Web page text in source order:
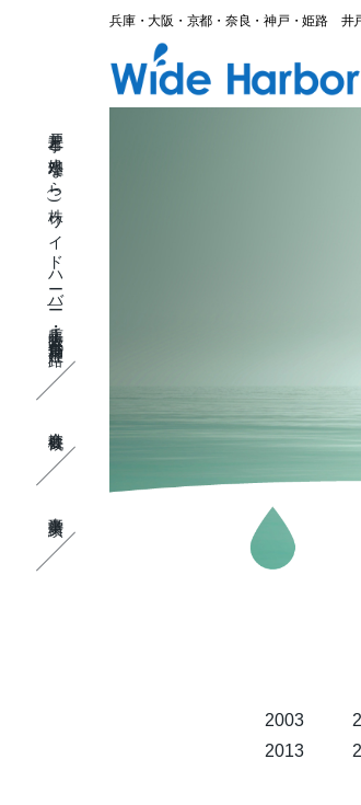
兵庫・大阪・京都・奈良・神戸・姫路 井
井戸工事と水処理なら(株)ワイドハーバー| 兵庫・大阪・京都・奈良・神戸・姫路
2003
2013